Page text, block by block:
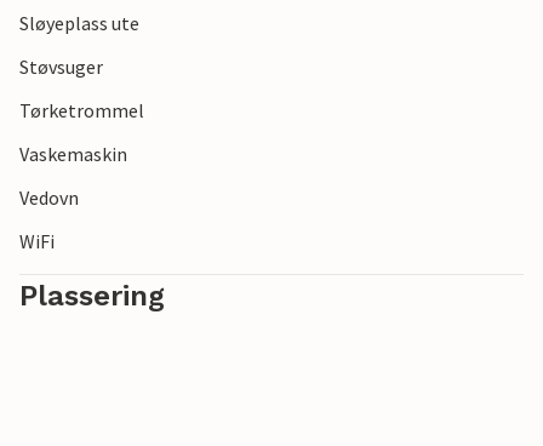
Sløyeplass ute
Støvsuger
Tørketrommel
Vaskemaskin
Vedovn
WiFi
Plassering